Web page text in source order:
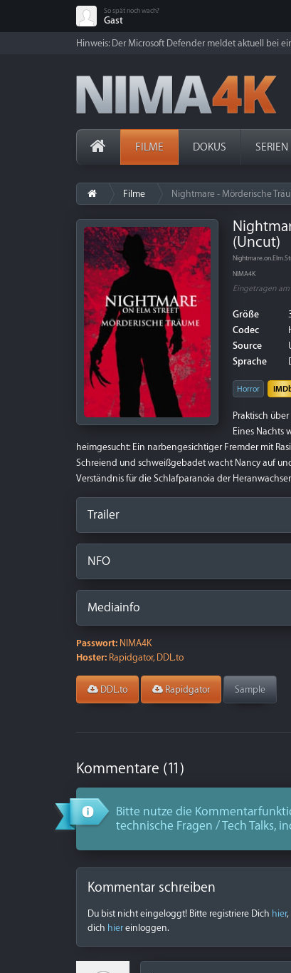
So spät noch wach?
Gast
Hinweis: Der Microsoft Defender meldet aktuell bei
FILME DOKUS SERIEN
Filme Nightmare - Mörderische
(Uncut)
NIMA4K
Eingetragen am
Größe
Codec
Source
Sprache
Horror
Praktisch
Eines Nachts
heimgesucht: Ein narbengesichtiger Fremder mit
Schreiend und schweißgebadet wacht Nancy auf
Verständnis für die Schlafparanoia der
Trailer
NFO
Mediainfo
Passwort: NIMA4K
Hoster: Rapidgator, DDL.to
DDL.to Rapidgator Sample
Kommentare (11)
Bitte nutze die
technische Fragen / Tech Talks,
Kommentar schreiben
Du bist nicht eingeloggt! Bitte registriere Dich hier,
dich hiereinloggen.